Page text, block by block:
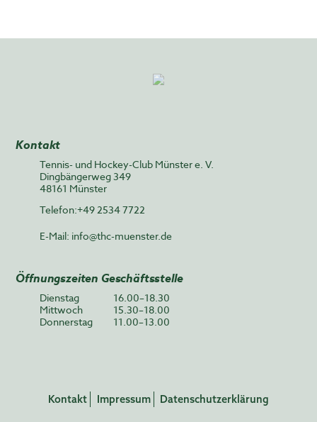
Kontakt
Tennis- und Hockey-Club Münster e. V.
Dingbängerweg 349
48161 Münster
Telefon:+49 2534 7722
E-Mail: info@thc-muenster.de
Öffnungszeiten Geschäftsstelle
Dienstag
16.00–18.30
Mittwoch
15.30–18.00
Donnerstag
11.00–13.00
Kontakt Impressum Datenschutzerklärung